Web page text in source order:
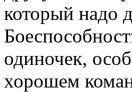
который надо
одиночек,
хорошем